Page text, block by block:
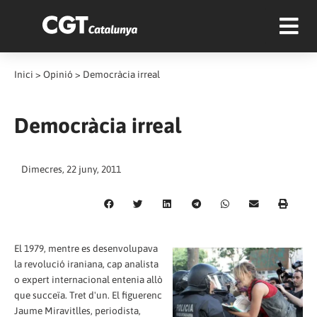
Inici > Opinió > Democràcia irreal
Democràcia irreal
Dimecres, 22 juny, 2011
El 1979, mentre es desenvolupava
la revolució iraniana, cap analista
o expert internacional entenia allò
que succeïa. Tret d'un. El figuerenc
Jaume Miravitlles, periodista,